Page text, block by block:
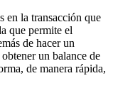
en la transacción que
que permite el
de hacer un
un balance de
de manera rápida,